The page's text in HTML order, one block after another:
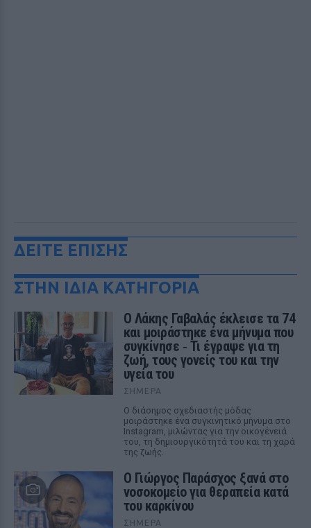
ΔΕΙΤΕ ΕΠΙΣΗΣ
ΣΤΗΝ ΙΔΙΑ ΚΑΤΗΓΟΡΙΑ
Ο Λάκης Γαβαλάς έκλεισε τα 74
και μοιράστηκε ένα μήνυμα που
συγκίνησε ‑ Τι έγραψε για τη
ζωή, τους γονείς του και την
υγεία του
ΣΉΜΕΡΑ
Ο διάσημος σχεδιαστής μόδας
μοιράστηκε ένα συγκινητικό μήνυμα στο
Instagram, μιλώντας για την οικογένειά
του, τη δημιουργικότητά του και τη χαρά
της ζωής.
O Γιώργος Παράσχος ξανά στο
νοσοκομείο για θεραπεία κατά
του καρκίνου
ΣΉΜΕΡΑ